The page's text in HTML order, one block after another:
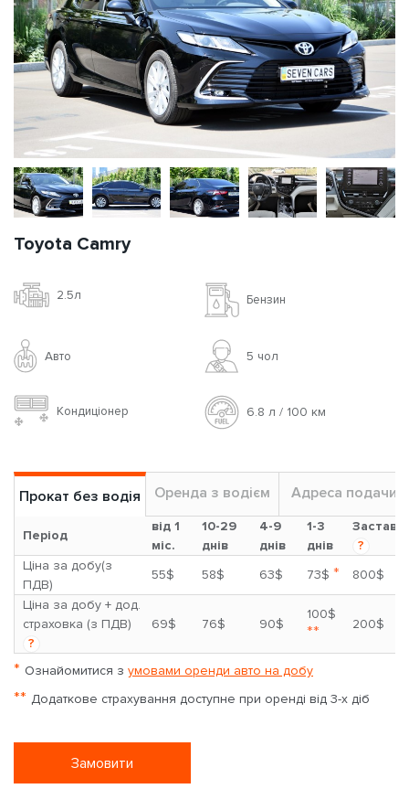
Toyota Camry
2.5л Бензин
Авто 5 чoл
Кондиціонер 6.8 л / 100 км
Прокат без водія Оренда з водієм Адреса подачи
Період
від 1
міс.
10-29
днів
4-9
днів
1-3
днів
Застава
?
Ціна за добу(з
ПДВ)
55$ 58$ 63$ 73$ *
800$
Ціна за добу + дод.
страховка (з ПДВ)
?
69$ 76$ 90$
100$
** 200$
* Ознайомитися з умовами оренди авто на добу
** Додаткове страхування доступне при оренді від 3-х діб
Замовити